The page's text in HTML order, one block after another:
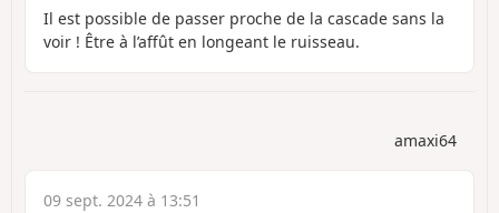
Il est possible de passer proche de la cascade sans la
voir ! Être à l’affût en longeant le ruisseau.
amaxi64
09 sept. 2024 à 13:51